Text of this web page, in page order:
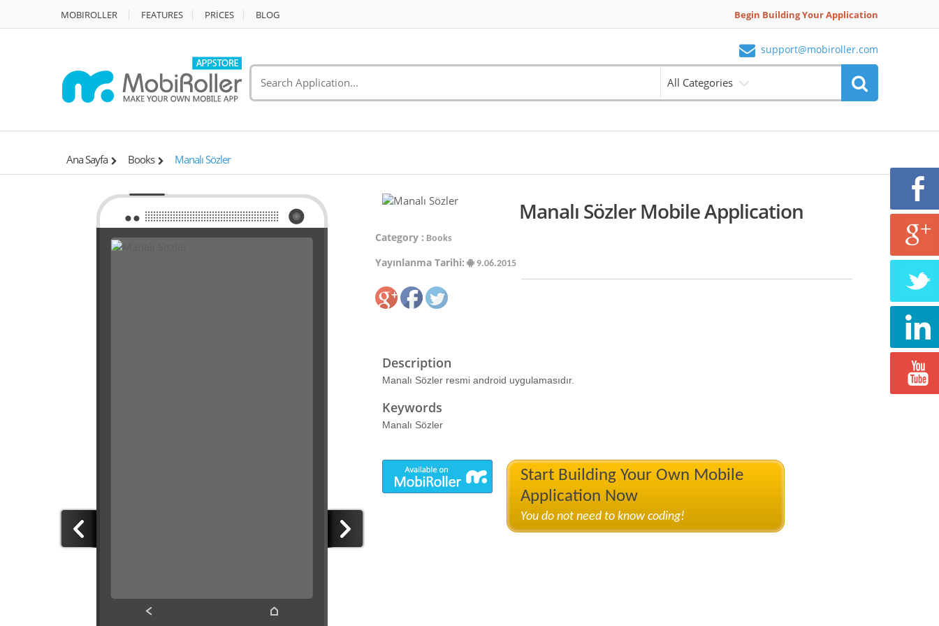
MOBIROLLER FEATURES PRİCES BLOG Begin Building Your Application
support@mobiroller.com
All Categories
Ana Sayfa Books Manalı Sözler
Manalı Sözler Mobile Application
Category : Books
Yayınlanma Tarihi: 9.06.2015
Description
Manalı Sözler resmi android uygulamasıdır.
Keywords
Manalı Sözler
Start Building Your Own Mobile
Application Now
You do not need to know coding!